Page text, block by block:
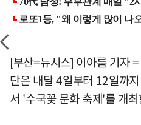
[부산=뉴시스] 이아름 기자
단은 내달 4일부터 12일까
서 '수국꽃 문화 축제'를 개